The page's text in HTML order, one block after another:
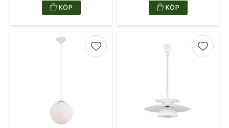
KÖP KÖP
Lägg till i favoriter Lägg